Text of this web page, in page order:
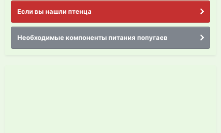
Если вы нашли птенца
Необходимые компоненты питания попугаев